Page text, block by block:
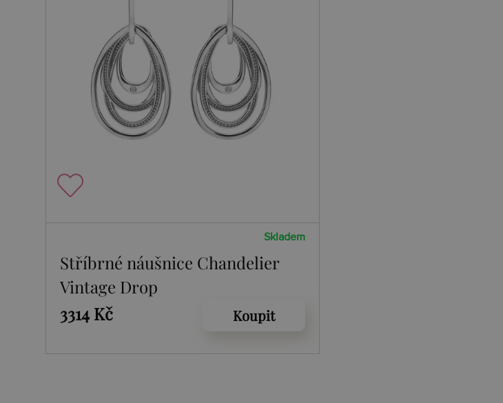
Skladem
Stříbrné náušnice Chandelier
Vintage Drop
3314 Kč
Koupit